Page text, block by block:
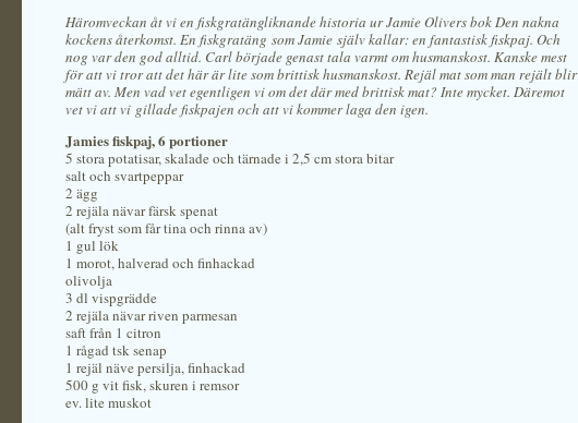
Häromveckan åt vi en fiskgratängliknande historia ur Jamie Olivers bok Den nakna
kockens återkomst. En fiskgratäng som Jamie själv kallar: en fantastisk fiskpaj. Och
nog var den god alltid. Carl började genast tala varmt om husmanskost. Kanske mest
för att vi tror att det här är lite som brittisk husmanskost. Rejäl mat som man rejält blir
mätt av. Men vad vet egentligen vi om det där med brittisk mat? Inte mycket. Däremot
vet vi att vi gillade fiskpajen och att vi kommer laga den igen.
Jamies fiskpaj, 6 portioner
5 stora potatisar, skalade och tärnade i 2,5 cm stora bitar
salt och svartpeppar
2 ägg
2 rejäla nävar färsk spenat
(alt fryst som får tina och rinna av)
1 gul lök
1 morot, halverad och finhackad
olivolja
3 dl vispgrädde
2 rejäla nävar riven parmesan
saft från 1 citron
1 rågad tsk senap
1 rejäl näve persilja, finhackad
500 g vit fisk, skuren i remsor
ev. lite muskot